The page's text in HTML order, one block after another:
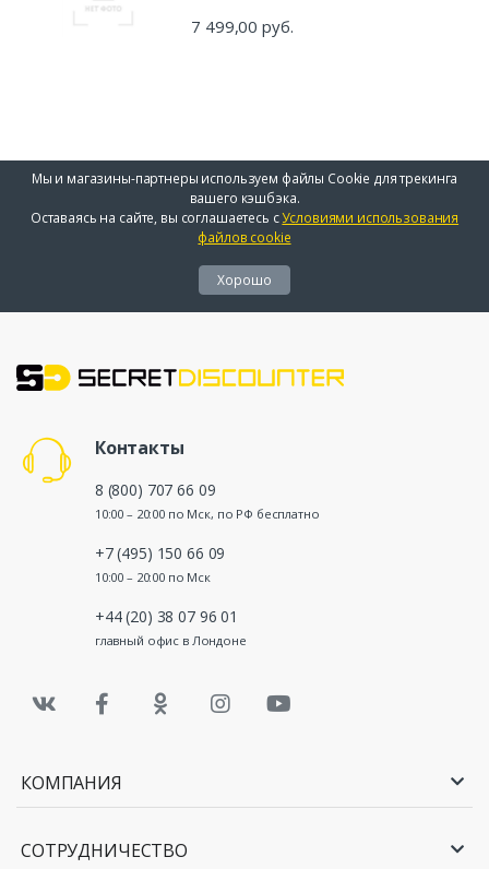
7 499,00 руб.
Мы и магазины-партнеры используем файлы Cookie для трекинга
вашего кэшбэка.
Оставаясь на сайте, вы соглашаетесь сУсловиями использования
файлов cookie
Хорошо
Контакты
8 (800) 707 66 09
10:00 – 20:00 по Мск, по РФ бесплатно
+7 (495) 150 66 09
10:00 – 20:00 по Мск
+44 (20) 38 07 96 01
главный офис в Лондоне
КОМПАНИЯ
СОТРУДНИЧЕСТВО